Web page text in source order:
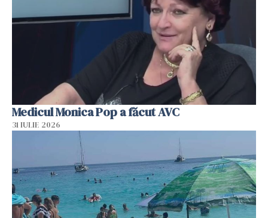
Medicul Monica Pop a făcut AVC
31 IULIE 2026